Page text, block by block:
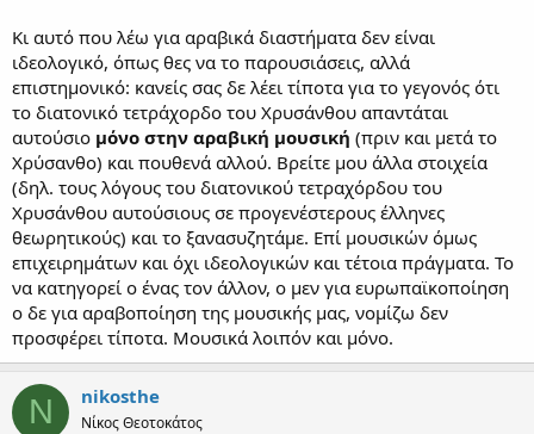
Κι αυτό που λέω για αραβικά διαστήματα δεν είναι
ιδεολογικό, όπως θες να το παρουσιάσεις, αλλά
επιστημονικό: κανείς σας δε λέει τίποτα για το γεγονός ότι
το διατονικό τετράχορδο του Χρυσάνθου απαντάται
αυτούσιο μόνο στην αραβική μουσική (πριν και μετά το
Χρύσανθο) και πουθενά αλλού. Βρείτε μου άλλα στοιχεία
(δηλ. τους λόγους του διατονικού τετραχόρδου του
Χρυσάνθου αυτούσιους σε προγενέστερους έλληνες
θεωρητικούς) και το ξανασυζητάμε. Επί μουσικών όμως
επιχειρημάτων και όχι ιδεολογικών και τέτοια πράγματα. Το
να κατηγορεί ο ένας τον άλλον, ο μεν για ευρωπαϊκοποίηση
ο δε για αραβοποίηση της μουσικής μας, νομίζω δεν
προσφέρει τίποτα. Μουσικά λοιπόν και μόνο.
N nikosthe
Νίκος Θεοτοκάτος